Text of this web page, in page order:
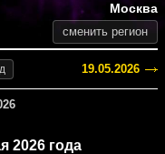
Москва
сменить регион
19.05.2026
2026 года